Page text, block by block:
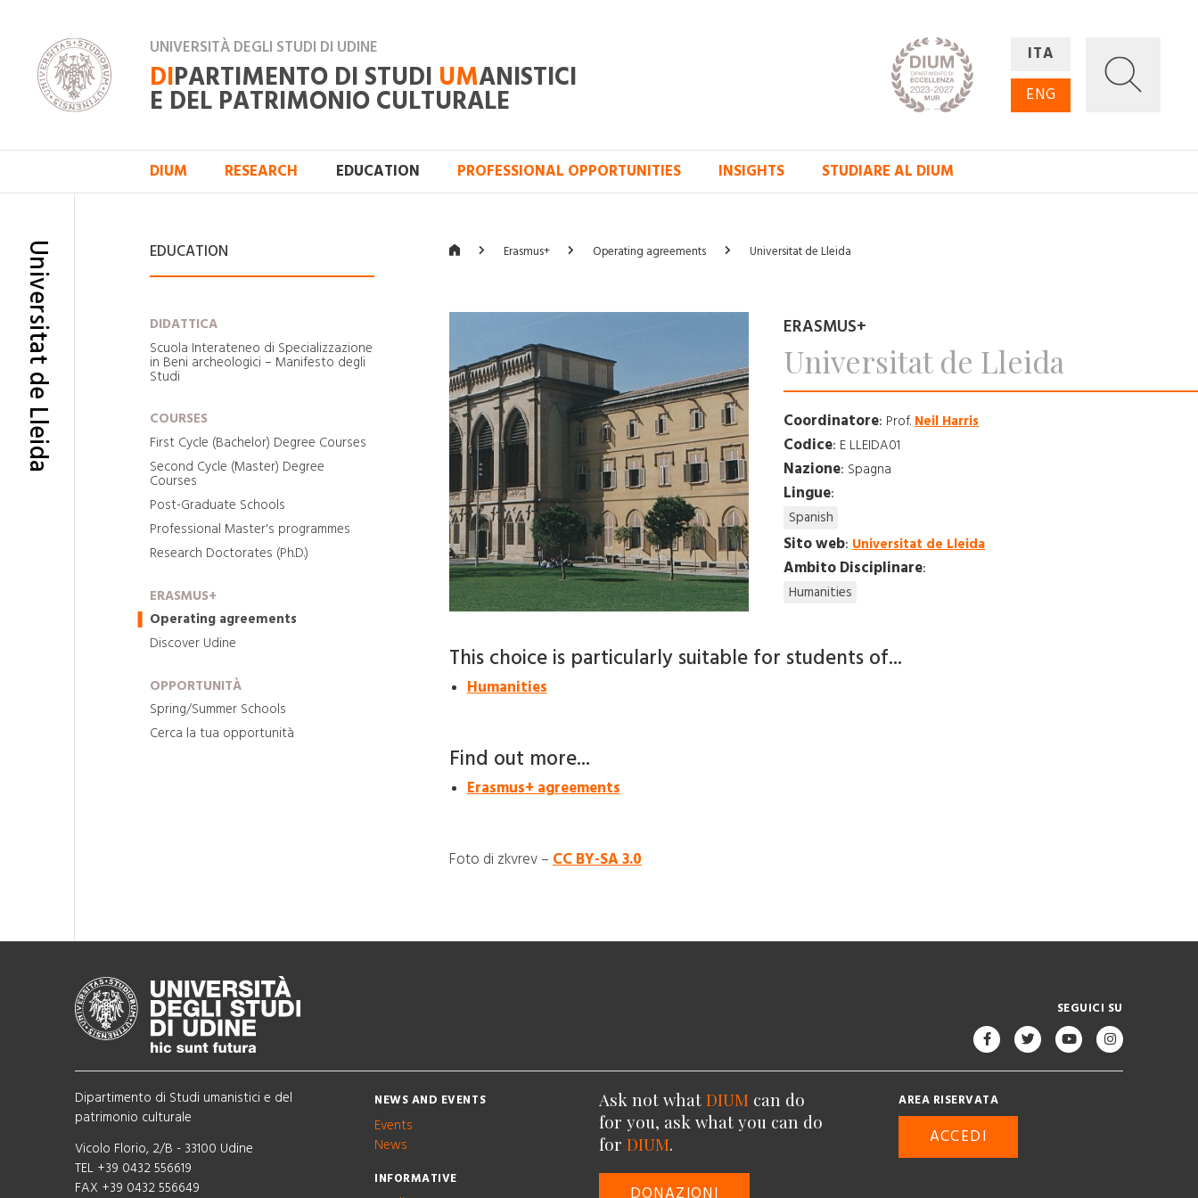
UNIVERSITÀ DEGLI STUDI DI UDINE
DIPARTIMENTO DI STUDI UMANISTICI
E DEL PATRIMONIO CULTURALE
ITA
ENG
DIUM RESEARCH EDUCATION PROFESSIONAL OPPORTUNITIES INSIGHTS STUDIARE AL DIUM
Universitat de Lleida EDUCATION
DIDATTICA
Scuola Interateneo di Specializzazione
in Beni archeologici – Manifesto degli
Studi
COURSES
First Cycle (Bachelor) Degree Courses
Second Cycle (Master) Degree
Courses
Post-Graduate Schools
Professional Master's programmes
Research Doctorates (Ph.D.)
ERASMUS+
Operating agreements
Discover Udine
OPPORTUNITÀ
Spring/Summer Schools
Cerca la tua opportunità
Erasmus+ Operating agreements Universitat de Lleida
ERASMUS+
Universitat de Lleida
Coordinatore: Prof.Neil Harris
Codice: E LLEIDA01
Nazione: Spagna
Lingue:
Spanish
Sito web:Universitat de Lleida
Ambito Disciplinare:
Humanities
This choice is particularly suitable for students of...
Humanities
Find out more...
Erasmus+ agreements
Foto di zkvrev – CC BY-SA 3.0
SEGUICI SU
Dipartimento di Studi umanistici e del
patrimonio culturale
Vicolo Florio, 2/B - 33100 Udine
TEL +39 0432 556619
FAX +39 0432 556649
NEWS AND EVENTS
Events
News
INFORMATIVE
Ask not what DIUM can do
for you, ask what you can do
for DIUM.
AREA RISERVATA
ACCEDI